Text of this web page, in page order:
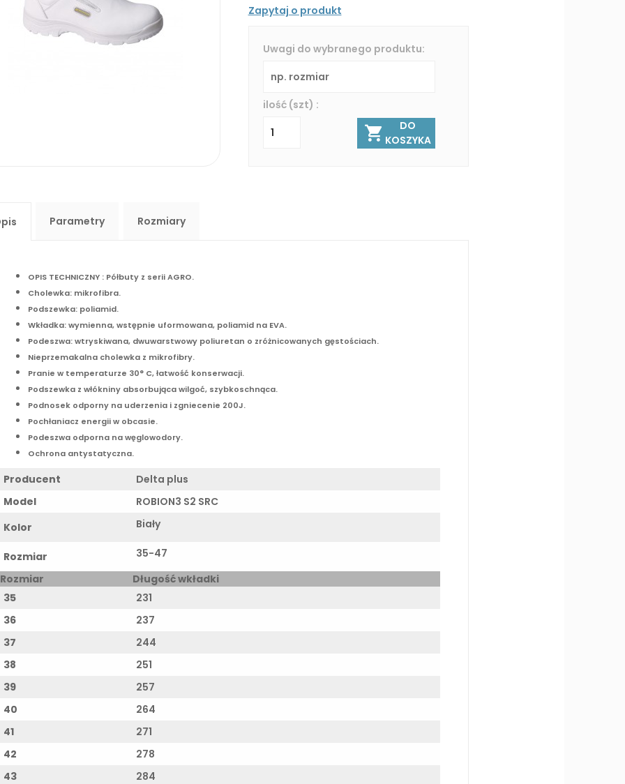
Zapytaj o produkt
Uwagi do wybranego produktu:
ilość (szt) :
DO
KOSZYKA
Parametry Rozmiary
OPIS TECHNICZNY : Półbuty z serii AGRO.
Cholewka: mikrofibra.
Podszewka: poliamid.
Wkładka: wymienna, wstępnie uformowana, poliamid na EVA.
Podeszwa: wtryskiwana, dwuwarstwowy poliuretan o zróżnicowanych gęstościach.
Nieprzemakalna cholewka z mikrofibry.
Pranie w temperaturze 30° C, łatwość konserwacji.
Podszewka z włókniny absorbująca wilgoć, szybkoschnąca.
Podnosek odporny na uderzenia i zgniecenie 200J.
Pochłaniacz energii w obcasie.
Podeszwa odporna na węglowodory.
Ochrona antystatyczna.
Producent
Delta plus
Model
ROBION3 S2 SRC
Kolor
Biały
Rozmiar
35-47
Rozmiar
Długość wkładki
35
231
36
237
37
244
38
251
39
257
40
264
41
271
42
278
43
284